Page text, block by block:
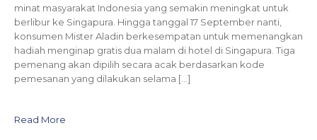
minat masyarakat Indonesia yang semakin meningkat untuk
berlibur ke Singapura. Hingga tanggal 17 September nanti,
konsumen Mister Aladin berkesempatan untuk memenangkan
hadiah menginap gratis dua malam di hotel di Singapura. Tiga
pemenang akan dipilih secara acak berdasarkan kode
pemesanan yang dilakukan selama […]
Read More